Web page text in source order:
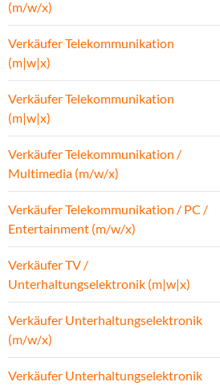
(m/w/x)
Verkäufer Telekommunikation
(m|w|x)
Verkäufer Telekommunikation
(m|w|x)
Verkäufer Telekommunikation /
Multimedia (m/w/x)
Verkäufer Telekommunikation / PC /
Entertainment (m/w/x)
Verkäufer TV /
Unterhaltungselektronik (m|w|x)
Verkäufer Unterhaltungselektronik
(m/w/x)
Verkäufer Unterhaltungselektronik